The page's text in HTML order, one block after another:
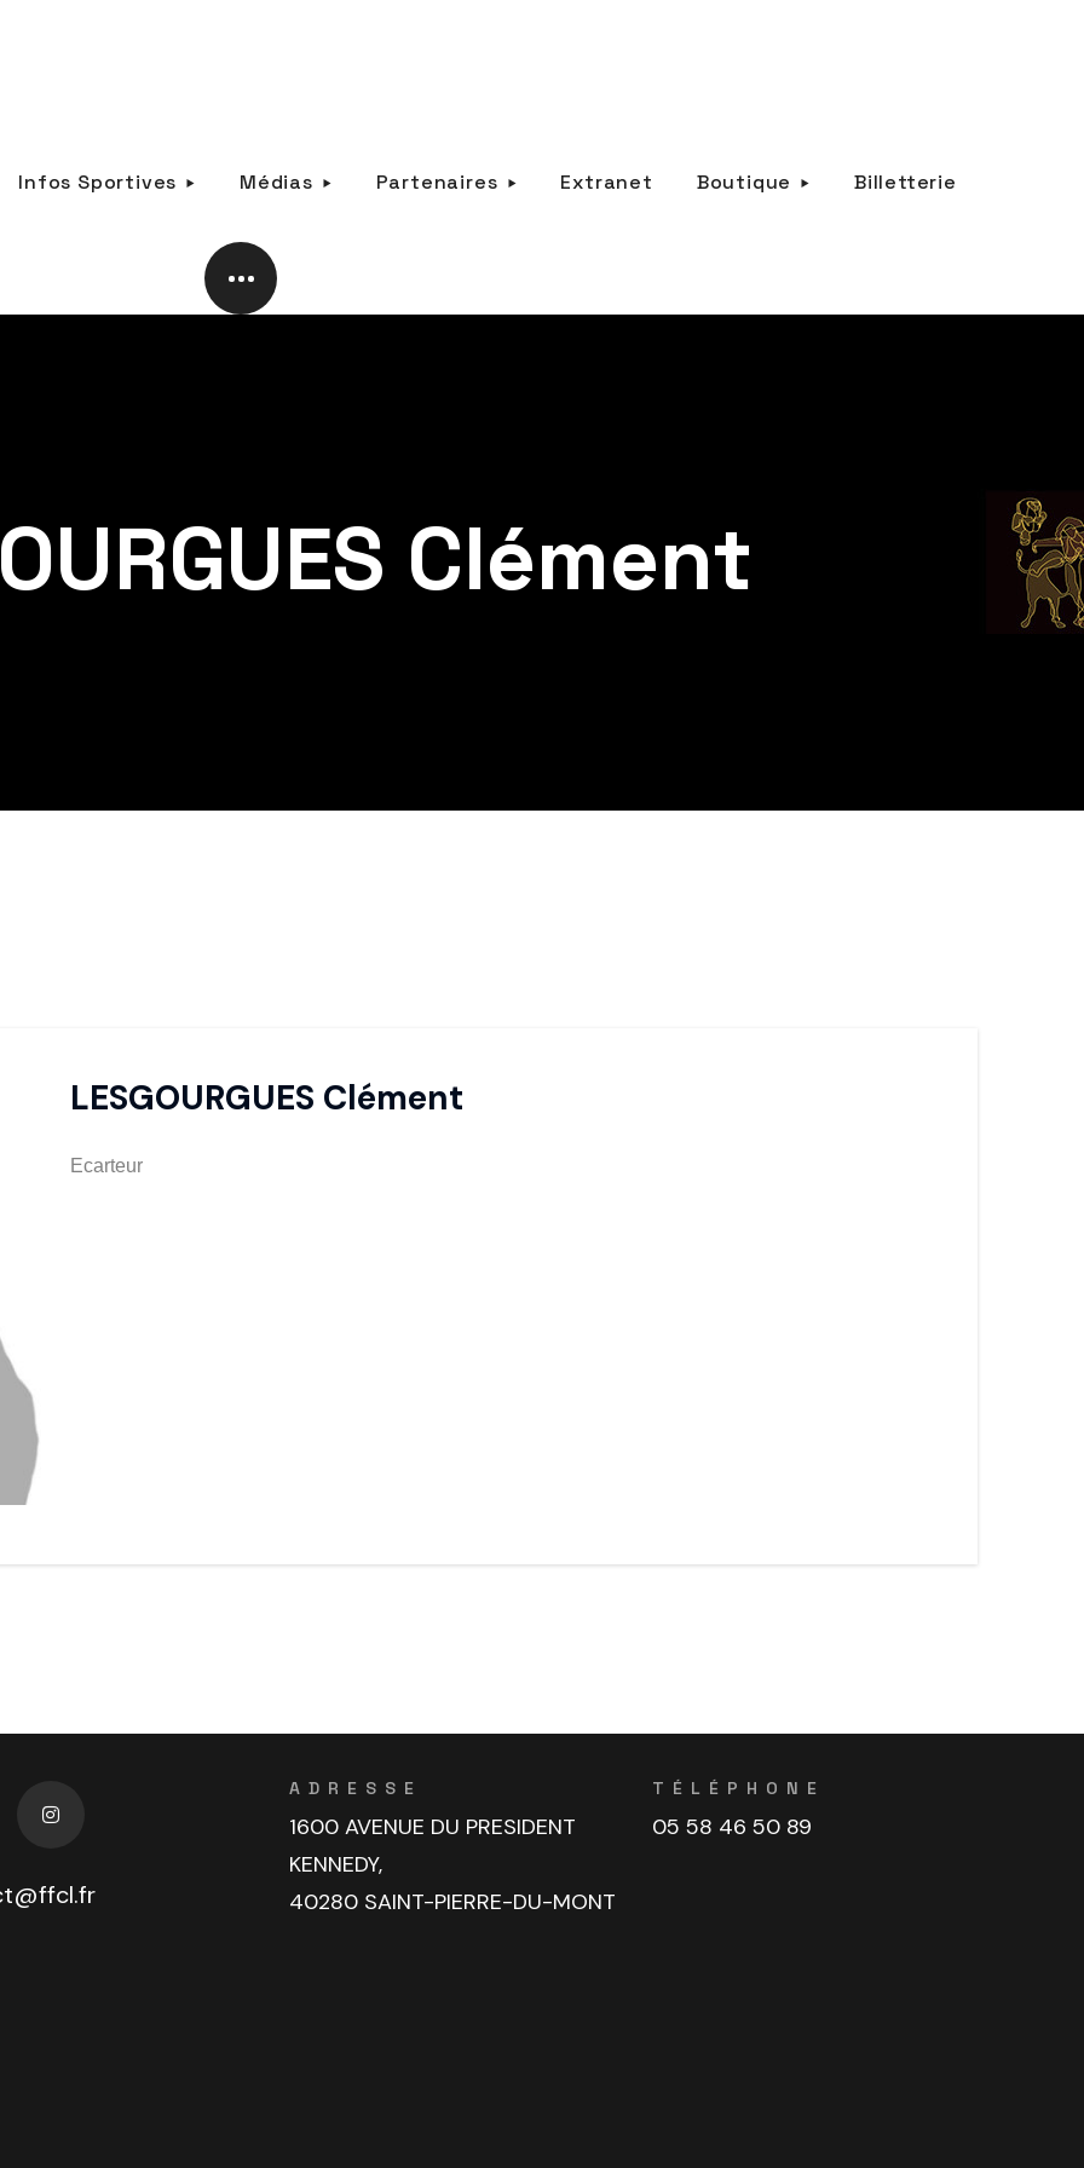
Infos Sportives Médias Partenaires Extranet Boutique Billetterie
Clément
LESGOURGUES Clément
Ecarteur
ADRESSE
1600 AVENUE DU PRESIDENT
KENNEDY,
40280 SAINT-PIERRE-DU-MONT
TÉLÉPHONE
05 58 46 50 89